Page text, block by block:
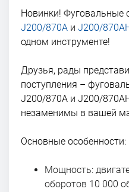
Новинки! Фуговальные
J200/870A и J200/
одном инструменте!
Друзья, рады
поступления –
J200/870A и J200/
незаменимы в вашей
Основные особенности:
Мощность:
оборотов 10 000